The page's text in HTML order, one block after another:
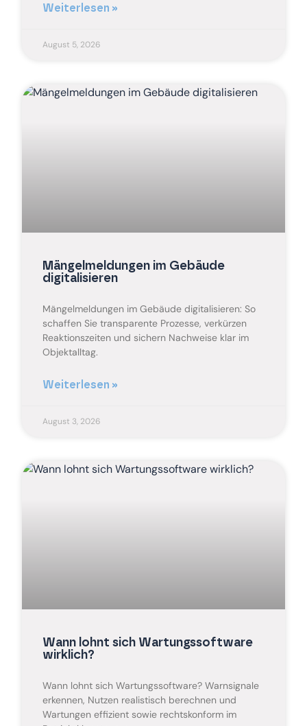
Weiterlesen »
August 5, 2026
Mängelmeldungen im Gebäude
digitalisieren
Mängelmeldungen im Gebäude digitalisieren: So
schaffen Sie transparente Prozesse, verkürzen
Reaktionszeiten und sichern Nachweise klar im
Objektalltag.
Weiterlesen »
August 3, 2026
Wann lohnt sich Wartungssoftware
wirklich?
Wann lohnt sich Wartungssoftware? Warnsignale
erkennen, Nutzen realistisch berechnen und
Wartungen effizient sowie rechtskonform im